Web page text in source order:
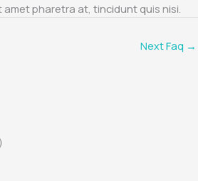
amet pharetra at, tincidunt quis nisi.
Next Faq →